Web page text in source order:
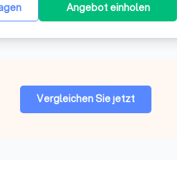
Angebot einholen
Vergleichen Sie jetzt